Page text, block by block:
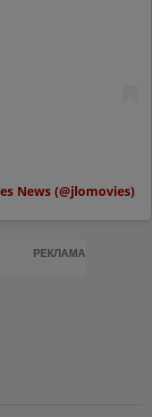
News (@jlomovies)
РЕКЛАМА